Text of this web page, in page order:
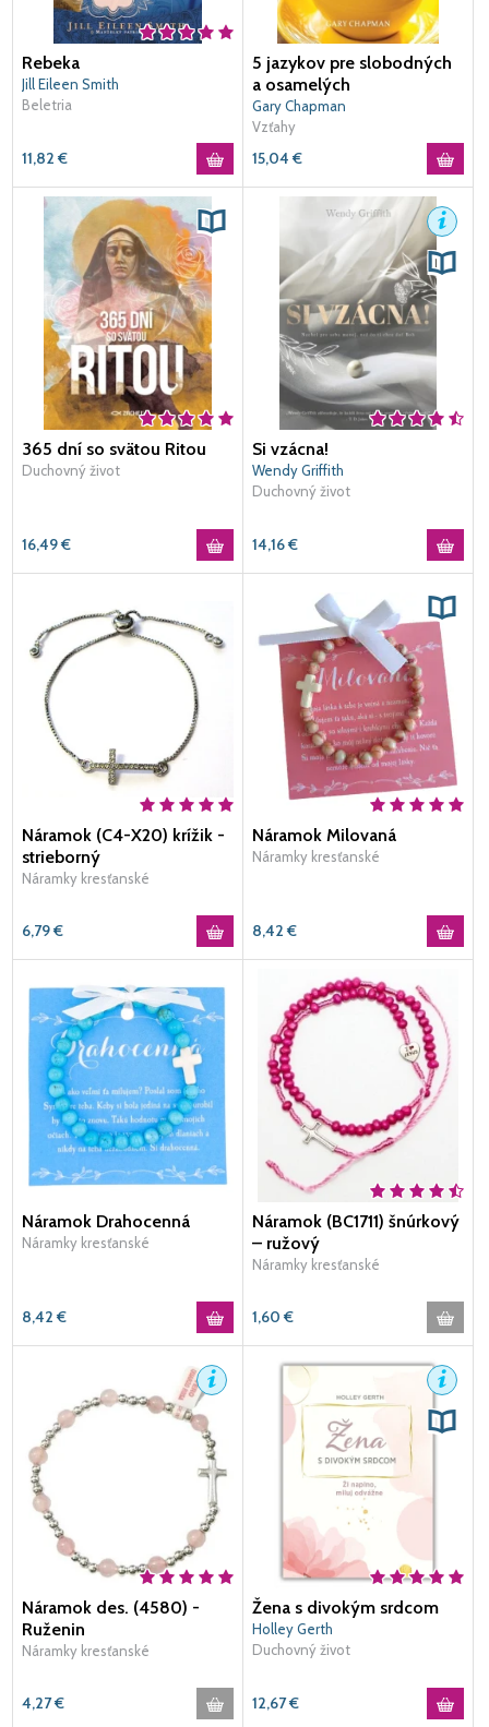
Rebeka
Jill Eileen Smith
Beletria
11,82 €
5 jazykov pre slobodných
a osamelých
Gary Chapman
Vzťahy
15,04 €
365 dní so svätou Ritou
Duchovný život
16,49€
Si vzácna!
Wendy Griffith
Duchovný život
14,16€
Náramok (C4-X20) krížik -
strieborný
Náramky kresťanské
6,79€
Náramok Milovaná
Náramky kresťanské
8,42 €
Náramok Drahocenná
Náramky kresťanské
8,42 €
Náramok (BC1711) šnúrkový
– ružový
Náramky kresťanské
1,60 €
Náramok des. (4580) -
Ruženin
Náramky kresťanské
4,27€
Žena s divokým srdcom
Holley Gerth
Duchovný život
12,67€